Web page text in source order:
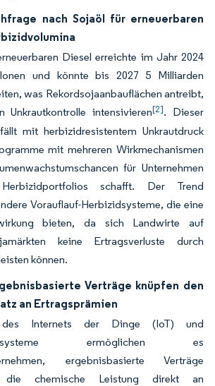
nach Sojaöl für erneuerbaren
Diesel erreichte im Jahr 2024
und könnte bis 2027 5 Milliarden
was Rekordsojaanbauflächen antreibt,
intensivieren[2]. Dieser
mit herbizidresistentem Unkrautdruck
mit mehreren Wirkmechanismen
für Unternehmen
schafft. Der Trend
Vorauflauf-Herbizidsysteme, die eine
bieten, da sich Landwirte auf
keine Ertragsverluste durch
können.
Verträge knüpfen den
an Ertragsprämien
des Internets der Dinge (IoT) und
ermöglichen es
ergebnisbasierte Verträge
die chemische Leistung direkt an